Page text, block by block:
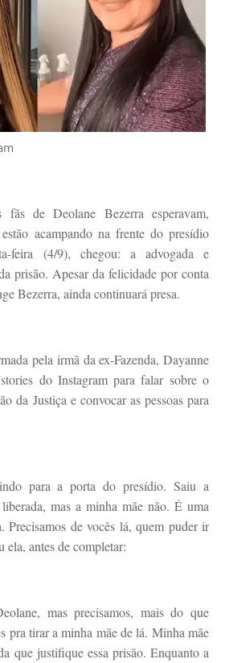
de Deolane Bezerra esperavam,
acampando na frente do presídio
feira (4/9), chegou: a advogada e
prisão. Apesar da felicidade por conta
Bezerra, ainda continuará presa.
pela irmã da ex-Fazenda, Dayanne
do Instagram para falar sobre o
da Justiça e convocar as pessoas para
para a porta do presídio. Saiu a
mas a minha mãe não. É uma
Precisamos de vocês lá, quem puder ir
ela, antes de completar:
mas precisamos, mais do que
pra tirar a minha mãe de lá. Minha mãe
que justifique essa prisão. Enquanto a